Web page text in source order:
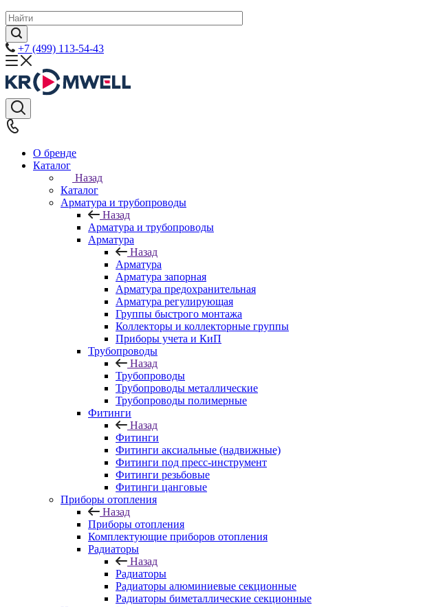
+7 (499) 113-54-43
О бренде
Каталог
Назад
Каталог
Арматура и трубопроводы
Назад
Арматура и трубопроводы
Арматура
Назад
Арматура
Арматура запорная
Арматура предохранительная
Арматура регулирующая
Группы быстрого монтажа
Коллекторы и коллекторные группы
Приборы учета и КиП
Трубопроводы
Назад
Трубопроводы
Трубопроводы металлические
Трубопроводы полимерные
Фитинги
Назад
Фитинги
Фитинги аксиальные (надвижные)
Фитинги под пресс-инструмент
Фитинги резьбовые
Фитинги цанговые
Приборы отопления
Назад
Приборы отопления
Комплектующие приборов отопления
Радиаторы
Назад
Радиаторы
Радиаторы алюминиевые секционные
Радиаторы биметаллические секционные